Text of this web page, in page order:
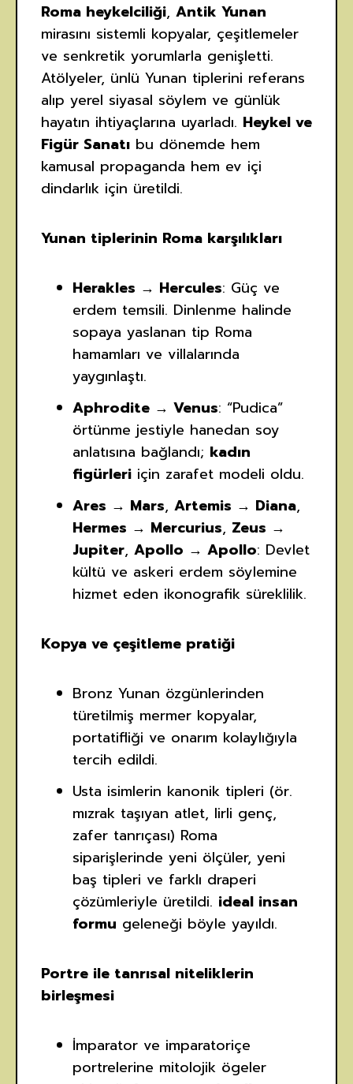
Roma heykelciliği, Antik Yunan
mirasını sistemli kopyalar, çeşitlemeler
ve senkretik yorumlarla genişletti.
Atölyeler, ünlü Yunan tiplerini referans
alıp yerel siyasal söylem ve günlük
hayatın ihtiyaçlarına uyarladı. Heykel ve
Figür Sanatı bu dönemde hem
kamusal propaganda hem ev içi
dindarlık için üretildi.
Yunan tiplerinin Roma karşılıkları
Herakles → Hercules: Güç ve
erdem temsili. Dinlenme halinde
sopaya yaslanan tip Roma
hamamları ve villalarında
yaygınlaştı.
Aphrodite → Venus: “Pudica”
örtünme jestiyle hanedan soy
anlatısına bağlandı; kadın
figürleri için zarafet modeli oldu.
Ares → Mars, Artemis → Diana,
Hermes → Mercurius, Zeus →
Jupiter, Apollo → Apollo: Devlet
kültü ve askeri erdem söylemine
hizmet eden ikonografik süreklilik.
Kopya ve çeşitleme pratiği
Bronz Yunan özgünlerinden
türetilmiş mermer kopyalar,
portatifliği ve onarım kolaylığıyla
tercih edildi.
Usta isimlerin kanonik tipleri (ör.
mızrak taşıyan atlet, lirli genç,
zafer tanrıçası) Roma
siparişlerinde yeni ölçüler, yeni
baş tipleri ve farklı draperi
çözümleriyle üretildi. ideal insan
formu geleneği böyle yayıldı.
Portre ile tanrısal niteliklerin
birleşmesi
İmparator ve imparatoriçe
portrelerine mitolojik ögeler